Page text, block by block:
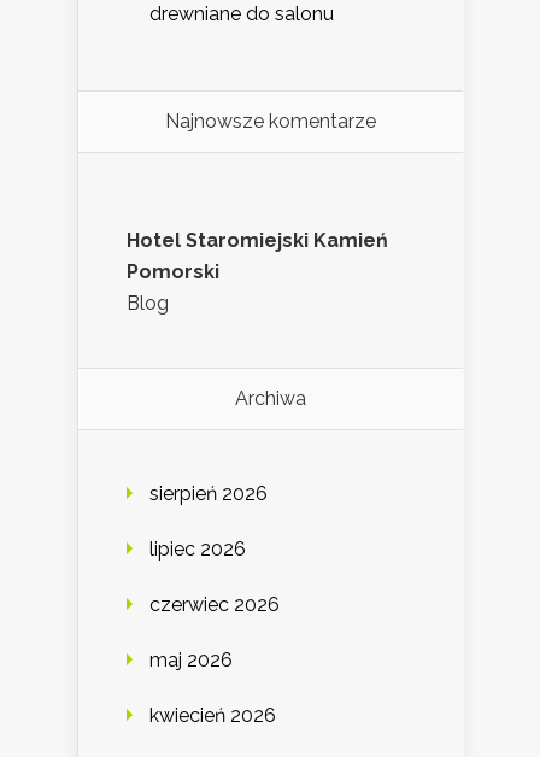
drewniane do salonu
Najnowsze komentarze
Hotel Staromiejski Kamień
Pomorski
Blog
Archiwa
sierpień 2026
lipiec 2026
czerwiec 2026
maj 2026
kwiecień 2026